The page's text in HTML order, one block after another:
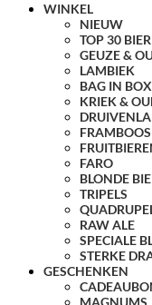
WINKEL
NIEUW
TOP 30
GEUZE &
LAMBIEK
BAG IN BOX
KRIEK &
FRAMBOOS
FARO
BLONDE
TRIPELS
RAW ALE
SPECIALE
STERKE
GESCHENKEN
MAGNUMS